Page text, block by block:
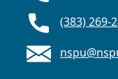
(383) 269-